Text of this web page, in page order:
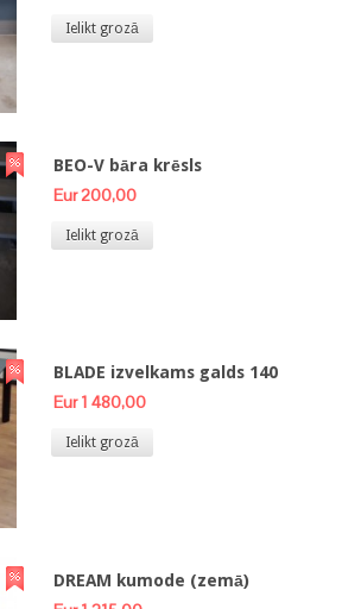
Ielikt grozā
BEO-V bāra krēsls
Eur 200,00
Ielikt grozā
BLADE izvelkams galds 140
Eur 1 480,00
Ielikt grozā
DREAM kumode (zemā)